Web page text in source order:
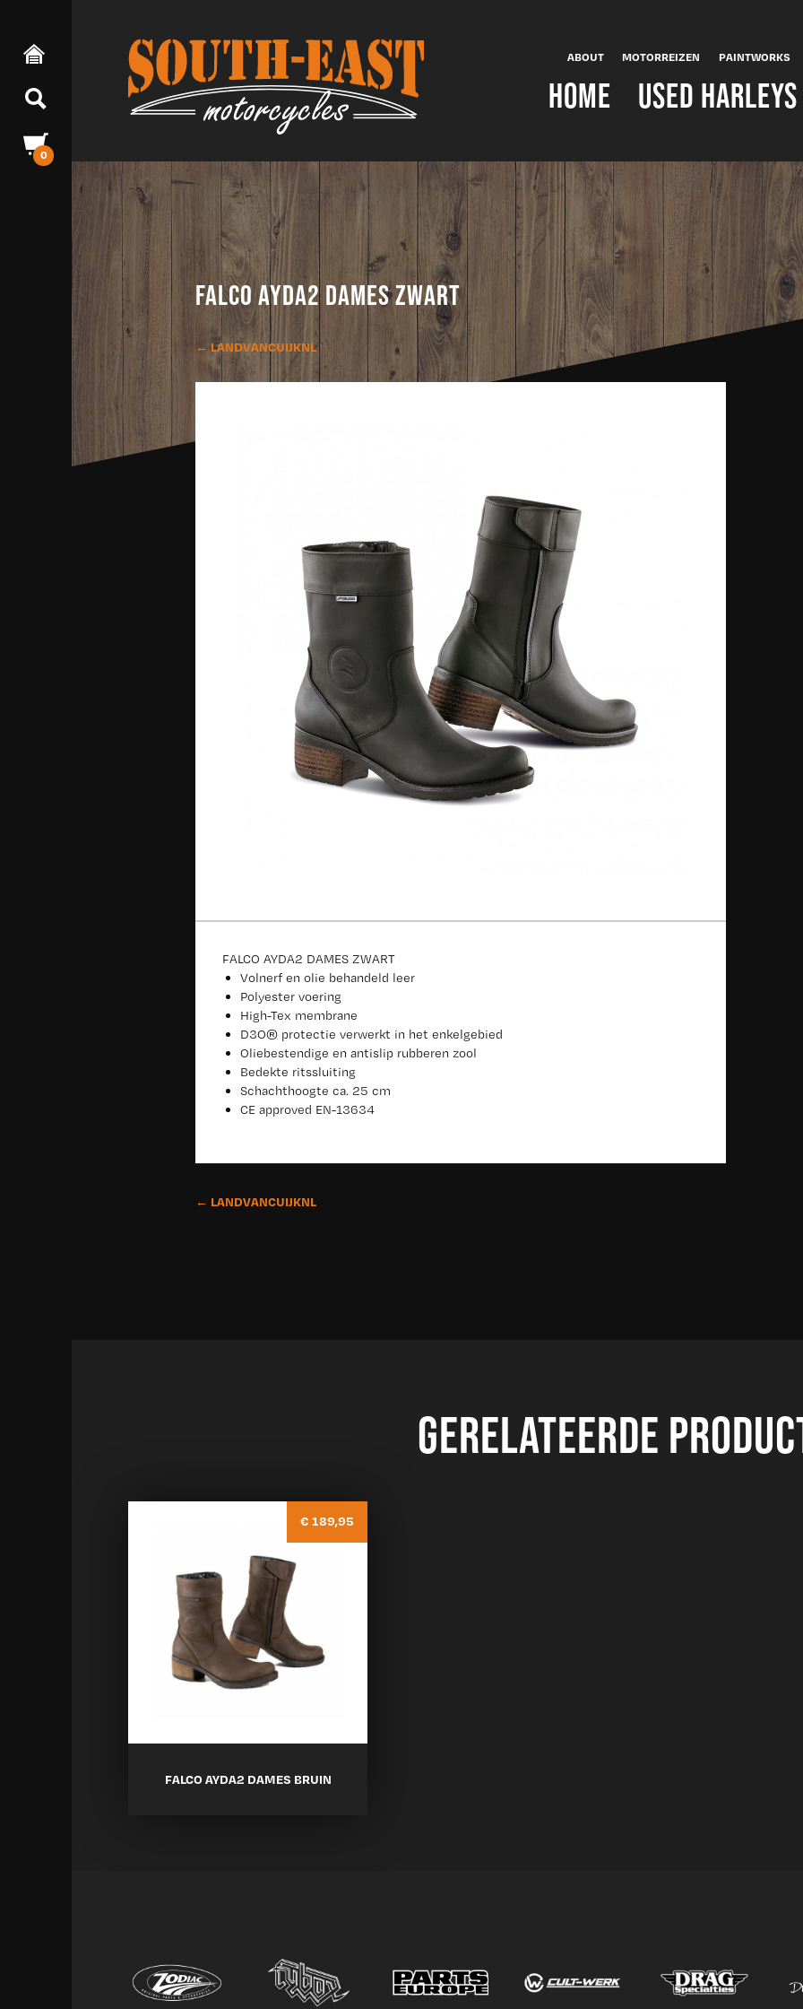
0
HOME USED HARLEYS
ABOUT MOTORREIZEN PAINTWORKS
FALCO AYDA2 DAMES ZWART
← LANDVANCUIJKNL
FALCO AYDA2 DAMES ZWART
Volnerf en olie behandeld leer
Polyester voering
High-Tex membrane
D3O® protectie verwerkt in het enkelgebied
Oliebestendige en antislip rubberen zool
Bedekte ritssluiting
Schachthoogte ca. 25 cm
CE approved EN-13634
← LANDVANCUIJKNL
GERELATEERDE
FALCO AYDA2 DAMES BRUIN
€ 189,95